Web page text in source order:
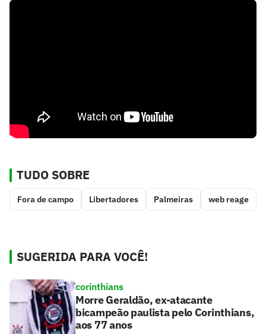
TUDO SOBRE
Fora de campo Libertadores Palmeiras web reage
SUGERIDA PARA VOCÊ!
corinthians
Morre Geraldão, ex-atacante
bicampeão paulista pelo Corinthians,
aos 77 anos